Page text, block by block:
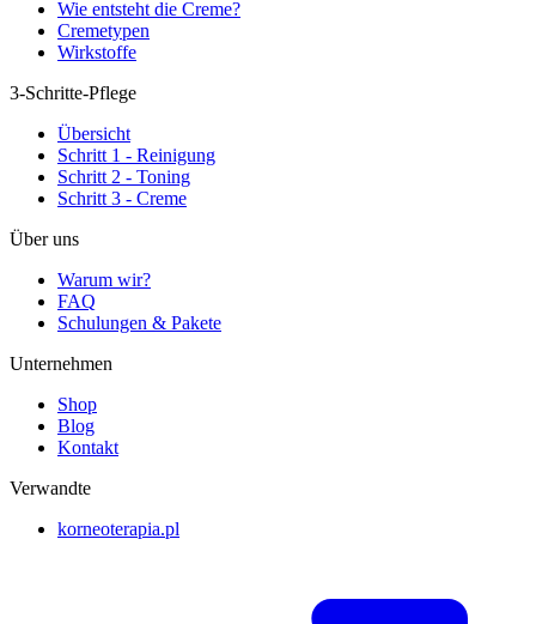
Wie entsteht die Creme?
Cremetypen
Wirkstoffe
3-Schritte-Pflege
Übersicht
Schritt 1 - Reinigung
Schritt 2 - Toning
Schritt 3 - Creme
Über uns
Warum wir?
FAQ
Schulungen & Pakete
Unternehmen
Shop
Blog
Kontakt
Verwandte
korneoterapia.pl